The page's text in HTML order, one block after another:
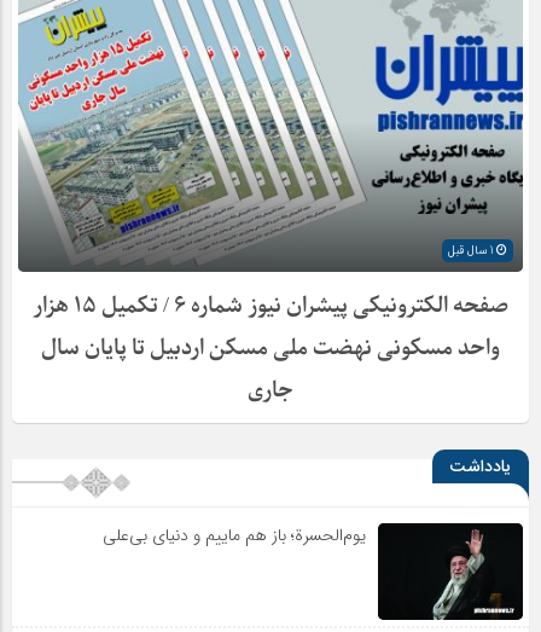
صفحه الکترونیکی پیشران نیوز شماره ۶ / تکمیل ۱۵ هزار
واحد مسکونی نهضت ملی مسکن اردبیل تا پایان سال
جاری
یادداشت
یوم‌الحسرة؛ باز هم ماییم و دنیای بی‌علی